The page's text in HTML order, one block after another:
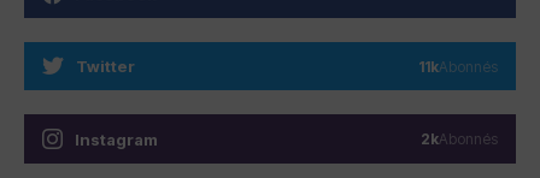
Twitter 11kAbonnés
Instagram 2kAbonnés